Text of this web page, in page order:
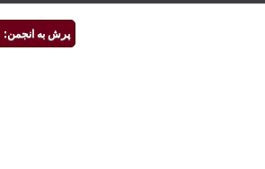
پرش به انجمن: